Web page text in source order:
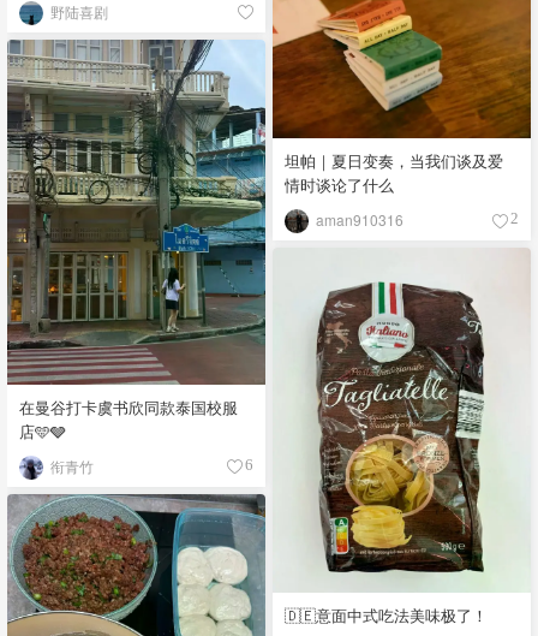
野陆喜剧
坦帕｜夏日变奏，当我们谈及爱
情时谈论了什么
aman910316 2
在曼谷打卡虞书欣同款泰国校服
店🩵🩶
衔青竹 6
🇩🇪意面中式吃法美味极了！